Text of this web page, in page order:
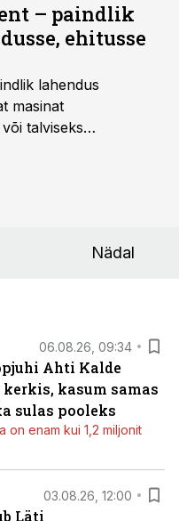
– paindlik
ehitusse
lahendus
masinat
talviseks
Nädal
06.08.26, 09:34
Ahti Kalde
kasum samas
sulas pooleks
on enam kui 1,2 miljonit
03.08.26, 12:00
Läti